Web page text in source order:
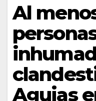
Al
Agujas